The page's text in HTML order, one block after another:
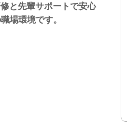
と先輩サポートで安心
場環境です。